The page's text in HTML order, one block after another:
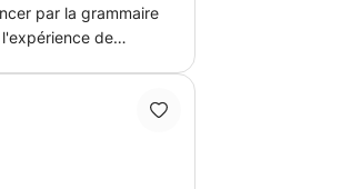
par la grammaire
de